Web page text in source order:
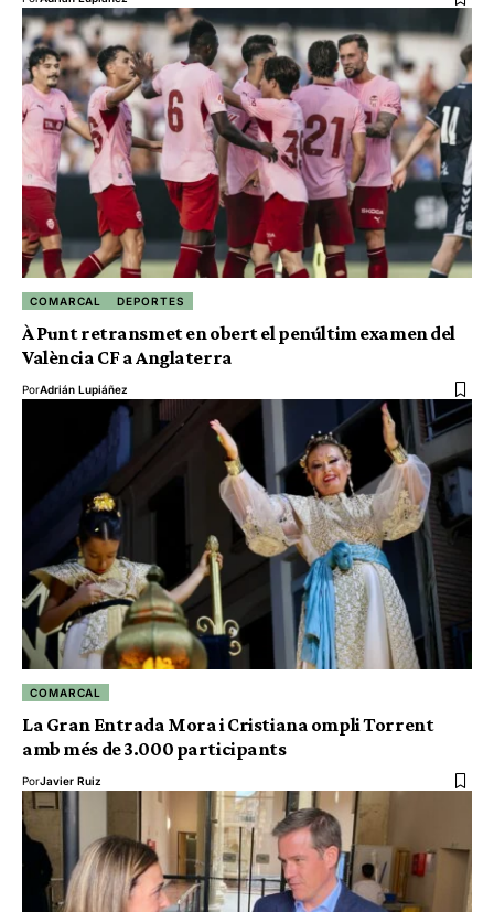
COMARCAL DEPORTES
À Punt retransmet en obert el penúltim examen del
València CF a Anglaterra
PorAdrián Lupiáñez
COMARCAL
La Gran Entrada Mora i Cristiana ompli Torrent
amb més de 3.000 participants
PorJavier Ruiz